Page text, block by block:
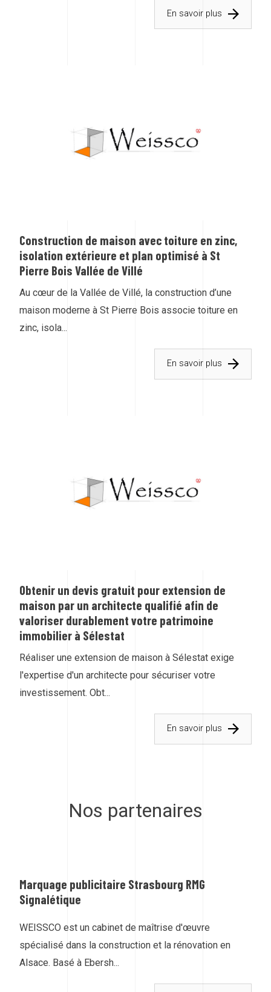
En savoir plus
Construction de maison avec toiture en zinc,
isolation extérieure et plan optimisé à St
Pierre Bois Vallée de Villé
Au cœur de la Vallée de Villé, la construction d’une
maison moderne à St Pierre Bois associe toiture en
zinc, isola...
En savoir plus
Obtenir un devis gratuit pour extension de
maison par un architecte qualifié afin de
valoriser durablement votre patrimoine
immobilier à Sélestat
Réaliser une extension de maison à Sélestat exige
l'expertise d'un architecte pour sécuriser votre
investissement. Obt...
En savoir plus
Nos partenaires
Marquage publicitaire Strasbourg RMG
Signalétique
WEISSCO est un cabinet de maîtrise d'œuvre
spécialisé dans la construction et la rénovation en
Alsace. Basé à Ebersh...